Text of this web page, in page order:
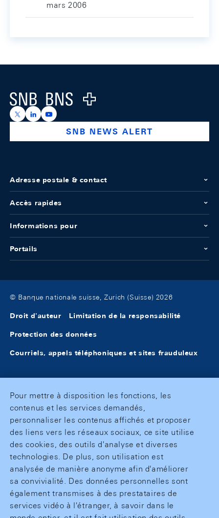
mars 2006
Logo
https://x.com/snb_bns
https://ch.linkedin.com/company/swiss-national-
https://www.youtube.com/@swissnationalbank
SNB NEWS ALERT
Adresse postale & contact
Accès rapides
Informations pour
Portails
© Banque nationale suisse, Zurich (Suisse) 2026
Droit d'auteur Limitation de la responsabilité
Protection des données
Courriels, appels téléphoniques et sites frauduleux
Pour mettre à disposition les fonctions, les
contenus et les services demandés,
personnaliser les contenus affichés et proposer
des liens vers les réseaux sociaux, ce site utilise
des cookies, des outils d'analyse et diverses
technologies. De plus, son utilisation est
analysée de manière anonyme afin d'améliorer
sa convivialité. Des données personnelles sont
également transmises à des prestataires de
services vidéo à l'étranger, à savoir dans le